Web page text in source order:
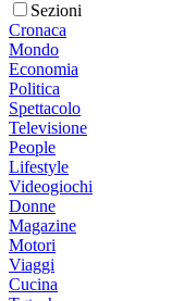
Sezioni
Cronaca
Mondo
Economia
Politica
Spettacolo
Televisione
People
Lifestyle
Videogiochi
Donne
Magazine
Motori
Viaggi
Cucina